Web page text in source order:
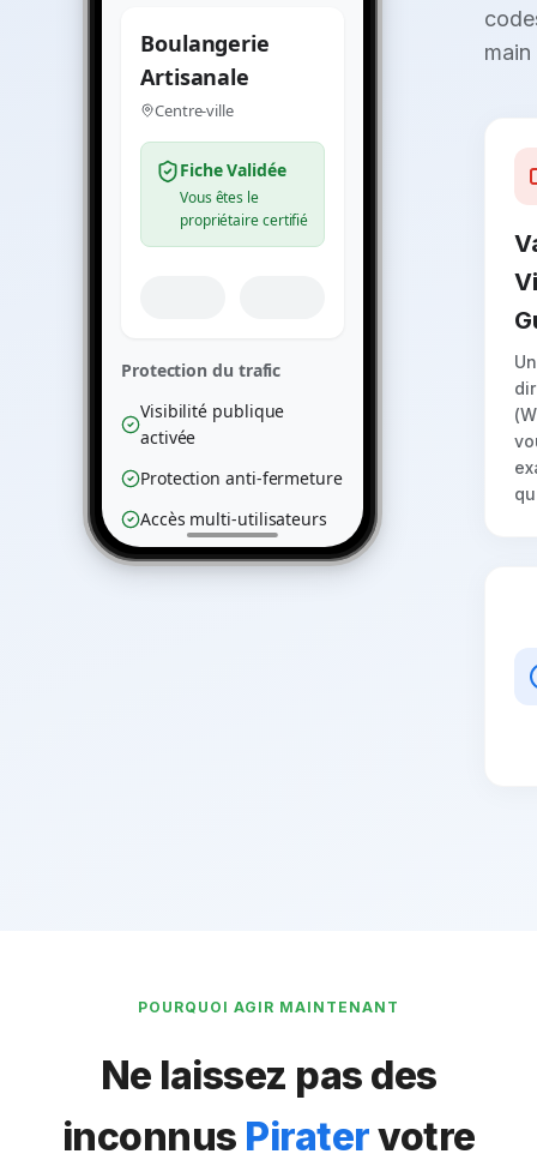
Boulangerie
Artisanale
Centre-ville
Fiche Validée
Vous êtes le
propriétaire certifié
Protection du trafic
Visibilité publique
activée
Protection anti-fermeture
Accès multi-utilisateurs
POURQUOI AGIR MAINTENANT
Ne laissez pas des
inconnus Piratervotre